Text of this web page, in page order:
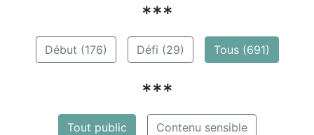
***
Début (176) Défi (29) Tous (691)
***
Tout public Contenu sensible